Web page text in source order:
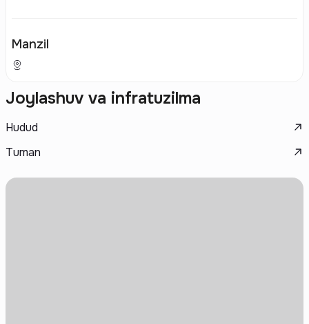
Manzil
Joylashuv va infratuzilma
Hudud
Tuman